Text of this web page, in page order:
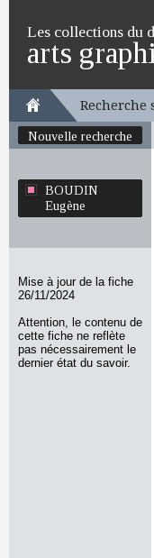
Les collections du
arts
Recherche
Nouvelle recherche
BOUDIN
Eugène
Mise à jour de la fiche
26/11/2024
Attention, le contenu de
cette fiche ne reflète
pas nécessairement le
dernier état du savoir.